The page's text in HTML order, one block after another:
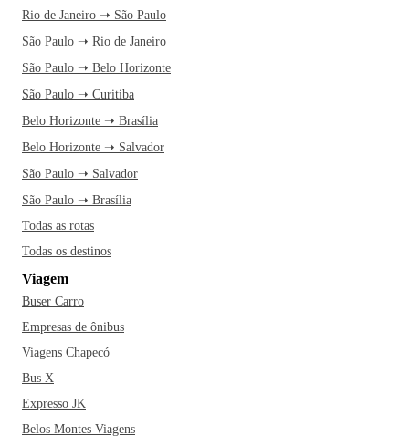
Rio de Janeiro ➝ São Paulo
São Paulo ➝ Rio de Janeiro
São Paulo ➝ Belo Horizonte
São Paulo ➝ Curitiba
Belo Horizonte ➝ Brasília
Belo Horizonte ➝ Salvador
São Paulo ➝ Salvador
São Paulo ➝ Brasília
Todas as rotas
Todas os destinos
Viagem
Buser Carro
Empresas de ônibus
Viagens Chapecó
Bus X
Expresso JK
Belos Montes Viagens